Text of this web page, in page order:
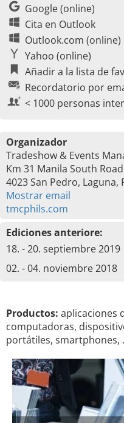
Google (online)
Cita en Outlook
Outlook.com (online)
Yahoo (online)
Añadir a la lista de
Recordatorio por
< 1000 personas
Organizador
Tradeshow & Events
Km 31 Manila South Road
4023 San Pedro, Laguna,
Mostrar email
tmcphils.com
Ediciones anteriore:
18. - 20. septiembre 2019
02. - 04. noviembre 2018
Productos: aplicaciones
computadoras,
portátiles, smartphones,